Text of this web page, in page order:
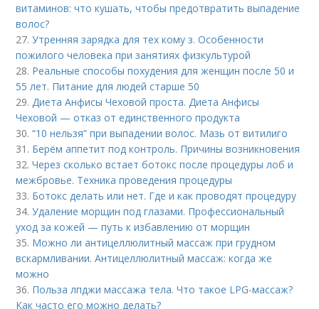
витаминов: что кушать, чтобы предотвратить выпадение
волос?
27.Утренняя зарядка для тех кому з. Особенности
пожилого человека при занятиях физкультурой
28. Реальные способы похудения для женщин после 50 и
55 лет. Питание для людей старше 50
29.Диета Анфисы Чеховой проста. Диета Анфисы
Чеховой — отказ от единственного продукта
30.“10 нельзя” при выпадении волос. Мазь от витилиго
31. Берём аппетит под контроль. Причины возникновения
32.Через сколько встает ботокс после процедуры лоб и
межбровье. Техника проведения процедуры
33. Ботокс делать или нет. Где и как проводят процедуру
34.Удаление морщин под глазами. Профессиональный
уход за кожей — путь к избавлению от морщин
35. Можно ли антицеллюлитный массаж при грудном
вскармливании. Антицеллюлитный массаж: когда же
можно
36. Польза лпджи массажа тела. Что такое LPG-массаж?
Как часто его можно делать?